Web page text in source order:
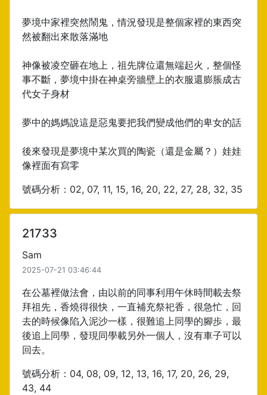
夢境中家裡突然鬧鬼，情況發現是整個家裡的東西突
然被翻出來散落滿地
神像被凌空砸在地上，祖先牌位還無端起火，整個怪
事不斷，夢境中掛在神桌旁牆壁上的衣服還膨脹成古
代女子身材
夢中的媽媽說這是惡鬼要把我們變成他們的卑女的話
後來發現是夢境中某次買的陶瓷（還是金屬？）娃娃
像裡面有寫零
號碼分析：02, 07, 11, 15, 16, 20, 22, 27, 28, 32, 35
21733
Sam
2025-07-21 03:46:44
在公墓裡做法會，由以前的同事利用午休時間載去祭
拜祖先，香燒得很快，一直補充祭祀香，很急忙，回
去的時候像陷入泥沙一樣，很難追上同學的腳歩，最
後追上同學，發現同學載另外一個人，沒有車子可以
回去。
號碼分析：04, 08, 09, 12, 13, 16, 17, 20, 26, 29,
43, 44